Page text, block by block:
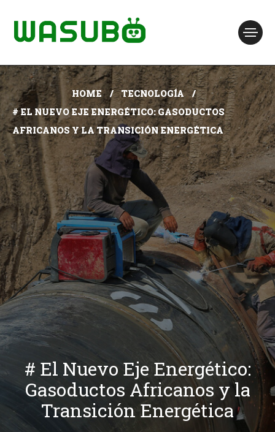
HOME
TECNOLOGÍA
# EL NUEVO EJE ENERGÉTICO: GASODUCTOS
AFRICANOS Y LA TRANSICIÓN ENERGÉTICA
# El Nuevo Eje Energético:
Gasoductos Africanos y la
Transición Energética